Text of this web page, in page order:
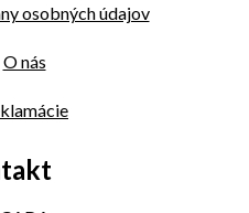
osobných údajov
O nás